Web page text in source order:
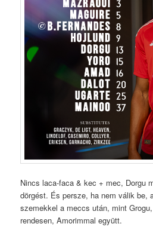
Nincs laca-faca & kec + mec, Dorgu
dörgést. És persze, ha nem válik be,
szemekkel a meccs után, mint
rendesen, Amorimmal együtt.